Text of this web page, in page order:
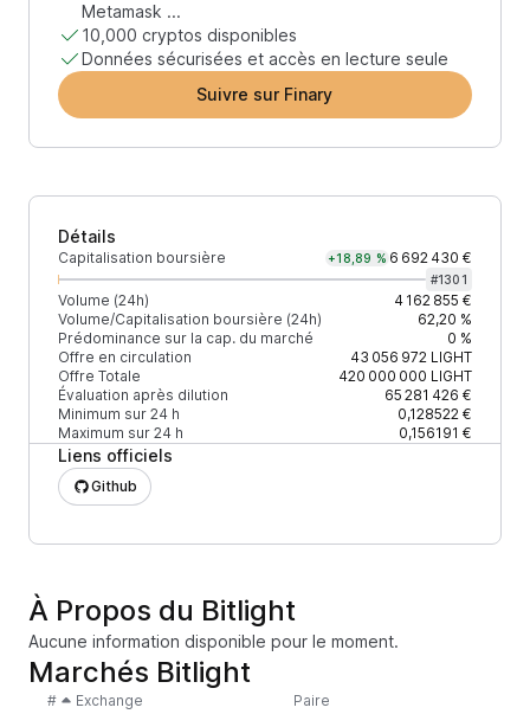
Metamask ...
10,000 cryptos disponibles
Données sécurisées et accès en lecture seule
Suivre sur Finary
Détails
Capitalisation boursière +18,89 % 6 692 430 €
#1301
Volume (24h)
4 162 855 €
Volume/Capitalisation boursière (24h)
62,20 %
Prédominance sur la cap. du marché
0 %
Offre en circulation
43 056 972LIGHT
Offre Totale
420 000 000 LIGHT
Évaluation après dilution
65 281 426 €
Minimum sur 24 h
0,128522 €
Maximum sur 24 h
0,156191 €
Liens officiels
Github
À Propos du Bitlight
Aucune information disponible pour le moment.
Marchés Bitlight
# Exchange Paire